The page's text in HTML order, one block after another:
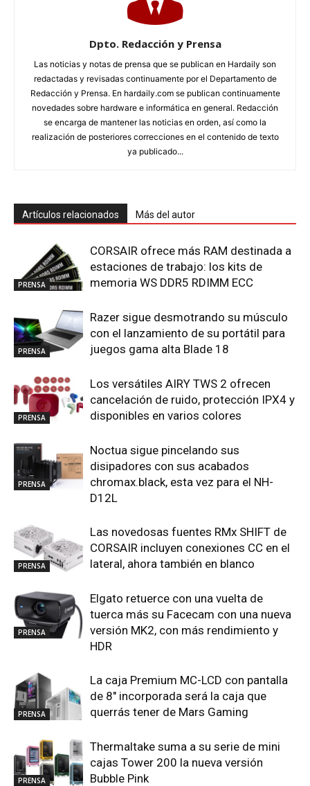
Dpto. Redacción y Prensa
Las noticias y notas de prensa que se publican en Hardaily son
redactadas y revisadas continuamente por el Departamento de
Redacción y Prensa. En hardaily.com se publican continuamente
novedades sobre hardware e informática en general. Redacción
se encarga de mantener las noticias en orden, así como la
realización de posteriores correcciones en el contenido de texto
ya publicado...
Artículos relacionados Más del autor
PRENSA
CORSAIR ofrece más RAM destinada a
estaciones de trabajo: los kits de
memoria WS DDR5 RDIMM ECC
PRENSA
Razer sigue desmotrando su músculo
con el lanzamiento de su portátil para
juegos gama alta Blade 18
PRENSA
Los versátiles AIRY TWS 2 ofrecen
cancelación de ruido, protección IPX4 y
disponibles en varios colores
PRENSA
Noctua sigue pincelando sus
disipadores con sus acabados
chromax.black, esta vez para el NH-
D12L
PRENSA
Las novedosas fuentes RMx SHIFT de
CORSAIR incluyen conexiones CC en el
lateral, ahora también en blanco
PRENSA
Elgato retuerce con una vuelta de
tuerca más su Facecam con una nueva
versión MK2, con más rendimiento y
HDR
PRENSA
La caja Premium MC-LCD con pantalla
de 8″ incorporada será la caja que
querrás tener de Mars Gaming
PRENSA
Thermaltake suma a su serie de mini
cajas Tower 200 la nueva versión
Bubble Pink